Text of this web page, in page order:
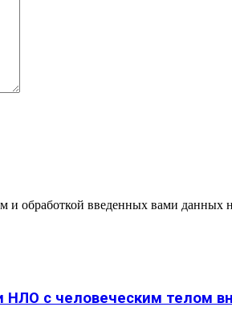
и обработкой введенных вами данных
НЛО с человеческим телом